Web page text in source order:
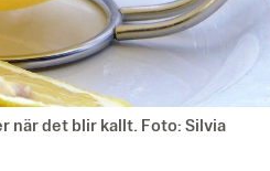
när det blir kallt. Foto: Silvia